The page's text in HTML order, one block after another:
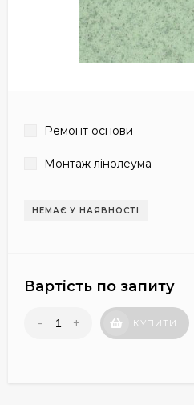
Ремонт основи
Монтаж лінолеума
НЕМАЄ У НАЯВНОСТІ
Вартість по запиту
- + КУПИТИ